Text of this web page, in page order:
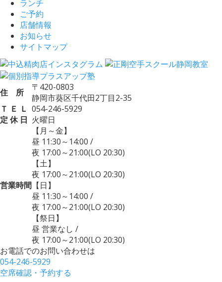
ランチ
ご予約
店舗情報
お知らせ
サイトマップ
住 所
〒420-0803
静岡市葵区千代田2丁目2-35
Ｔ Ｅ Ｌ 054-246-5929
定 休 日 火曜日
営業時間
【月～金】
昼 11:30～14:00 /
夜 17:00～21:00(LO 20:30)
【土】
夜 17:00～21:00(LO 20:30)
【日】
昼 11:30～14:00 /
夜 17:00～21:00(LO 20:30)
【祭日】
昼 営業なし /
夜 17:00～21:00(LO 20:30)
お電話でのお問い合わせは
054-246-5929
空席確認・予約する